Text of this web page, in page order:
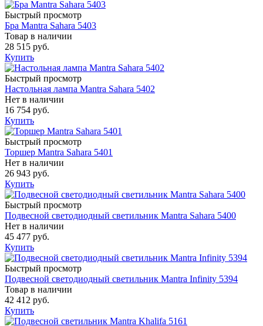
Быстрый просмотр
Бра Mantra Sahara 5403
Товар в наличии
28 515 руб.
Купить
Быстрый просмотр
Настольная лампа Mantra Sahara 5402
Нет в наличии
16 754 руб.
Купить
Быстрый просмотр
Торшер Mantra Sahara 5401
Нет в наличии
26 943 руб.
Купить
Быстрый просмотр
Подвесной светодиодный светильник Mantra Sahara 5400
Нет в наличии
45 477 руб.
Купить
Быстрый просмотр
Подвесной светодиодный светильник Mantra Infinity 5394
Товар в наличии
42 412 руб.
Купить